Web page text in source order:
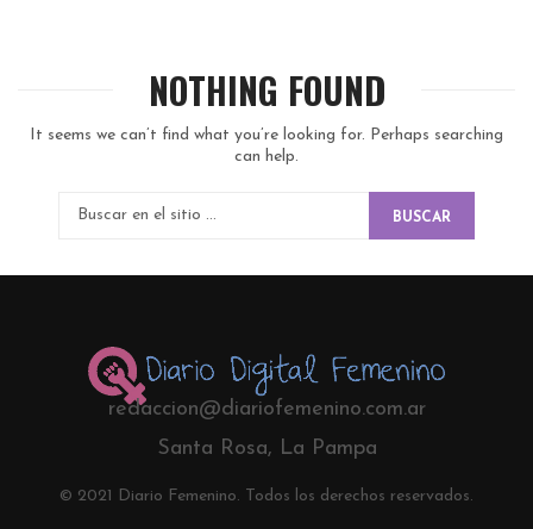
NOTHING FOUND
It seems we can’t find what you’re looking for. Perhaps searching
can help.
BUSCAR
redaccion@diariofemenino.com.ar
Santa Rosa, La Pampa
© 2021 Diario Femenino. Todos los derechos reservados.